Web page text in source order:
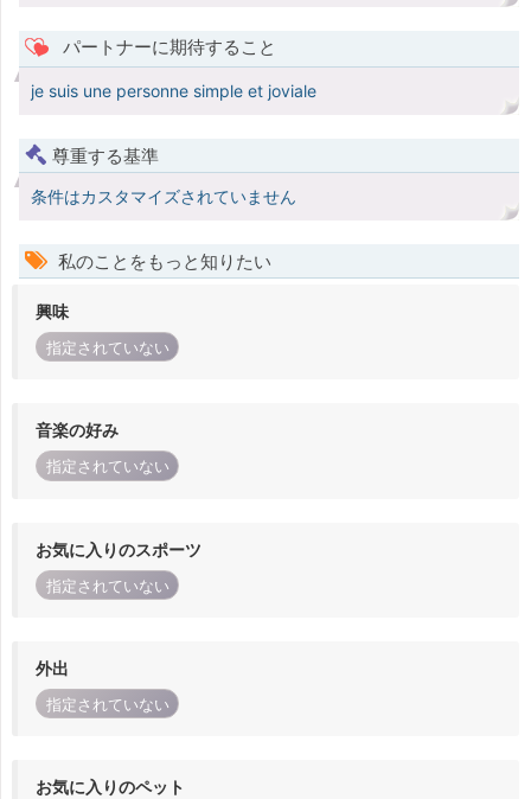
パートナーに期待すること
je suis une personne simple et joviale
尊重する基準
条件はカスタマイズされていません
私のことをもっと知りたい
興味
指定されていない
音楽の好み
指定されていない
お気に入りのスポーツ
指定されていない
外出
指定されていない
お気に入りのペット